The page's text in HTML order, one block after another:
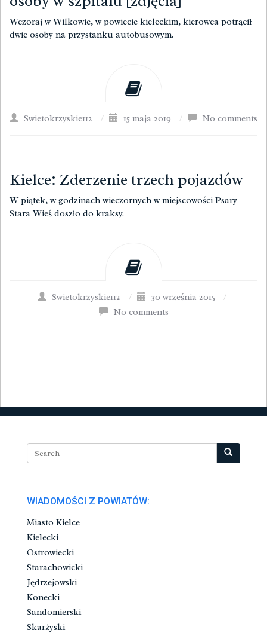
Wczoraj w Wilkowie, w powiecie kieleckim, kierowca potrącił
dwie osoby na przystanku autobusowym.
Swietokrzyskie112 / 15 maja 2019 / No comments
Kielce: Zderzenie trzech pojazdów
W piątek, w godzinach wieczornych w miejscowości Psary –
Stara Wieś doszło do kraksy.
Swietokrzyskie112 / 30 września 2015
/
No comments
WIADOMOŚCI Z POWIATÓW:
Miasto Kielce
Kielecki
Ostrowiecki
Starachowicki
Jędrzejowski
Konecki
Sandomierski
Skarżyski